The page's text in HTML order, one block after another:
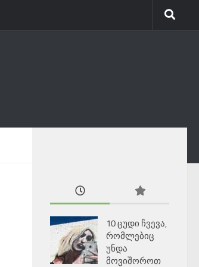
10 ცუდი ჩვევა,
რომლებიც
უნდა
მოვიშოროთ